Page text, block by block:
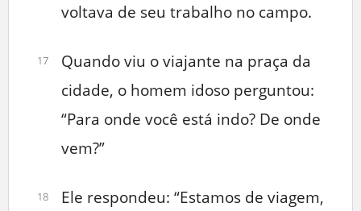
voltava de seu trabalho no campo.
17
Quando viu o viajante na praça da
cidade, o homem idoso perguntou:
“Para onde você está indo? De onde
vem?”
18
Ele respondeu: “Estamos de viagem,